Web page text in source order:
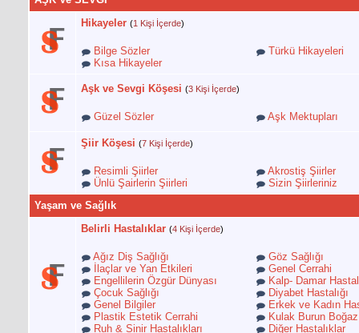
Hikayeler (1 Kişi İçerde)
Bilge Sözler
Türkü Hikayeleri
Kısa Hikayeler
Aşk ve Sevgi Köşesi (3 Kişi İçerde)
Güzel Sözler Aşk Mektupları
Şiir Köşesi (7 Kişi İçerde)
Resimli Şiirler
Akrostiş Şiirler
Ünlü Şairlerin Şiirleri
Sizin Şiirleriniz
Yaşam ve Sağlık
Belirli Hastalıklar (4 Kişi İçerde)
Ağız Diş Sağlığı
Göz Sağlığı
İlaçlar ve Yan Etkileri
Genel Cerrahi
Engellilerin Özgür Dünyası
Kalp- Damar
Çocuk Sağlığı
Diyabet Hastalığı
Genel Bilgiler
Erkek ve Kadın
Plastik Estetik Cerrahi
Kulak Burun Boğaz
Ruh & Sinir Hastalıkları
Diğer Hastalıklar